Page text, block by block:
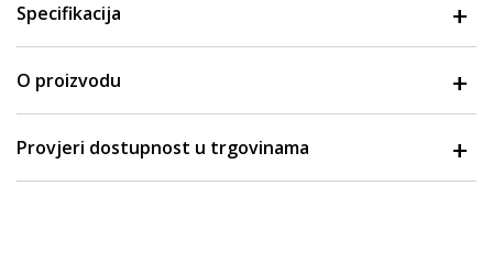
Specifikacija
O proizvodu
Provjeri dostupnost u trgovinama